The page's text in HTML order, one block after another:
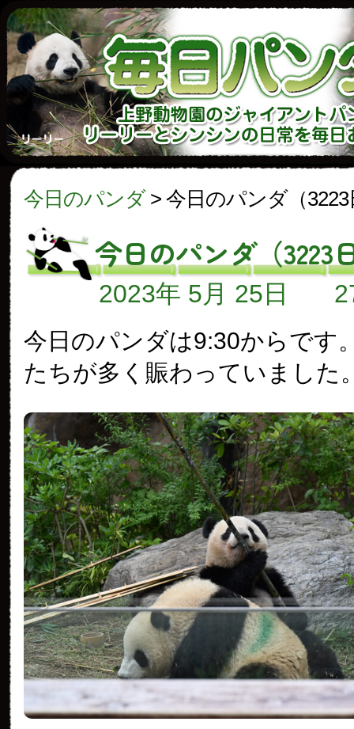
今日のパンダ> 今日のパンダ（3223
今日のパンダ（3223
2023年 5月 25日
今日のパンダは9:30からです
たちが多く賑わっていました